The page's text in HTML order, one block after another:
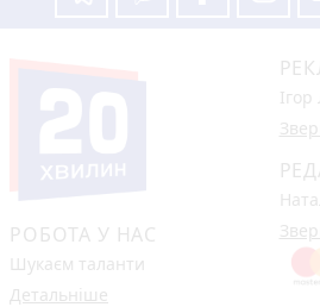
РОБОТА У НАС
Шукаєм таланти
Детальніше
Ігор